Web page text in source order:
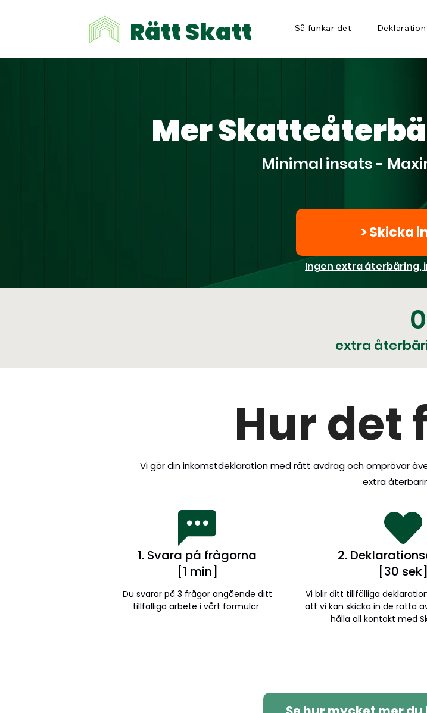
Rätt Skatt Så funkar det Deklaration
Mer
Minimal insats -
> Skicka
Ingen extra återbäring,
0
extra
Hur det
Vi gör din inkomstdeklaration med rätt avdrag och omprövar
extra
1. Svara på frågorna
[1 min]
Du svarar på 3 frågor angående ditt
tillfälliga arbete i vårt formulär
2.
[30 sek]
Vi blir ditt tillfälliga
att vi kan skicka in de rätta
hålla all kontakt med